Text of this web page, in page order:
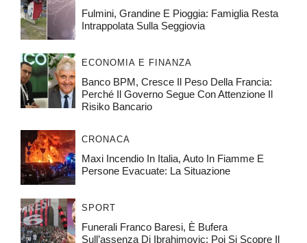
Fulmini, Grandine E Pioggia: Famiglia Resta
Intrappolata Sulla Seggiovia
ECONOMIA E FINANZA
Banco BPM, Cresce Il Peso Della Francia:
Perché Il Governo Segue Con Attenzione Il
Risiko Bancario
CRONACA
Maxi Incendio In Italia, Auto In Fiamme E
Persone Evacuate: La Situazione
SPORT
Funerali Franco Baresi, È Bufera
Sull’assenza Di Ibrahimovic: Poi Si Scopre Il